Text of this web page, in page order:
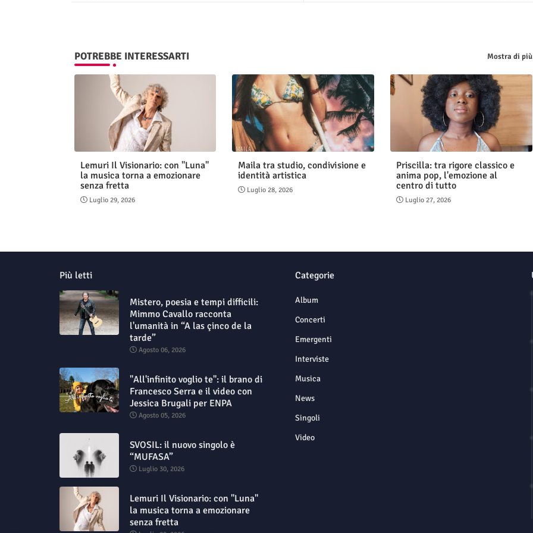
POTREBBE INTERESSARTI Mostra di più
Lemuri Il Visionario: con "Luna"
la musica torna a emozionare
senza fretta
Luglio 29, 2026
Maila tra studio, condivisione e
identità artistica
Luglio 28, 2026
Priscilla: tra rigore classico e
anima pop, l'emozione al
centro di tutto
Luglio 27, 2026
Più letti
Mistero, poesia e tempi difficili:
Mimmo Cavallo racconta
l'umanità in “A las çinco de la
tarde”
Agosto 06, 2026
"All'infinito voglio te": il brano di
Francesco Serra e il video con
Jessica Brugali per ENPA
Agosto 05, 2026
SVOSIL: il nuovo singolo è
“MUFASA”
Luglio 30, 2026
Lemuri Il Visionario: con "Luna"
la musica torna a emozionare
senza fretta
Categorie
Album
Concerti
Emergenti
Interviste
Musica
News
Singoli
Video